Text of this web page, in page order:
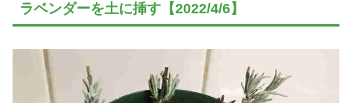
ラベンダーを土に挿す【2022/4/6】